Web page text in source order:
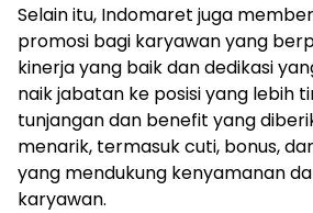
Selain itu, Indomaret juga
promosi bagi karyawan yang
kinerja yang baik dan dedikasi
naik jabatan ke posisi yang lebih
tunjangan dan benefit yang
menarik, termasuk cuti, bonus,
yang mendukung kenyamanan
karyawan.